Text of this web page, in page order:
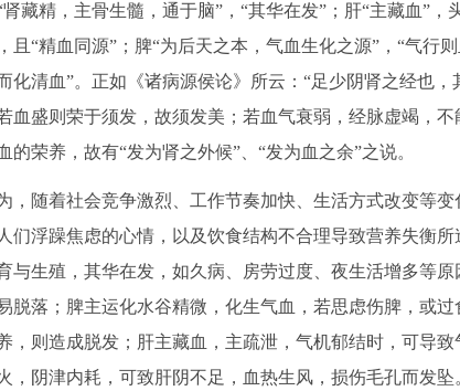
藏精，主骨生髓，通于脑”，“其华在发”；肝“主藏血”
且“精血同源”；脾“为后天之本，气血生化之源”，“气行
化清血”。正如《诸病源侯论》所云：“足少阴肾之经也
盛则荣于须发，故须发美；若血气衰弱，经脉虚竭，不
的荣养，故有“发为肾之外候”、“发为血之余”之说。
，随着社会竞争激烈、工作节奏加快、生活方式改变等
们浮躁焦虑的心情，以及饮食结构不合理导致营养失衡
与生殖，其华在发，如久病、房劳过度、夜生活增多等
脱落；脾主运化水谷精微，化生气血，若思虑伤脾，或
，则造成脱发；肝主藏血，主疏泄，气机郁结时，可导
，阴津内耗，可致肝阴不足，血热生风，损伤毛孔而发